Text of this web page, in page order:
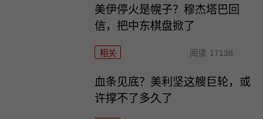
美伊停火是幌子？穆杰塔巴回
信，把中东棋盘掀了
相关 阅读 17138
血条见底？美利坚这艘巨轮，或
许撑不了多久了